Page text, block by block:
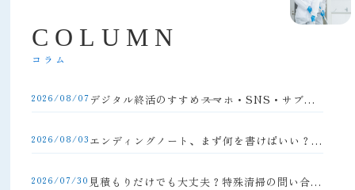
C O L U M N
コラム
2026/08/07 デジタル終活のすすめ――スマホ・SNS・サブスクの整理方法
2026/08/03 エンディングノート、まず何を書けばいい？初心者向け完全ガイド
2026/07/30 見積もりだけでも大丈夫？特殊清掃の問い合わせの流れと注意点